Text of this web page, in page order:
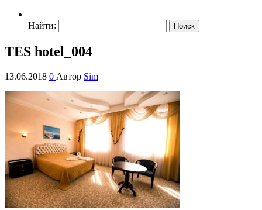
Найти:
TES hotel_004
13.06.2018 0 Автор Sim